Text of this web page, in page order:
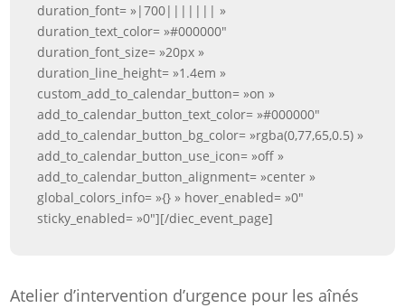
duration_font= »|700||||||| »
duration_text_color= »#000000″
duration_font_size= »20px »
duration_line_height= »1.4em »
custom_add_to_calendar_button= »on »
add_to_calendar_button_text_color= »#000000″
add_to_calendar_button_bg_color= »rgba(0,77,65,0.5) »
add_to_calendar_button_use_icon= »off »
add_to_calendar_button_alignment= »center »
global_colors_info= »{} » hover_enabled= »0″
sticky_enabled= »0″][/diec_event_page]
Atelier d’intervention d’urgence pour les aînés